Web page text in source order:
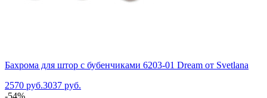
Бахрома для штор с бубенчиками 6203-01 Dream от Svetlana
2570 руб.3037 руб.